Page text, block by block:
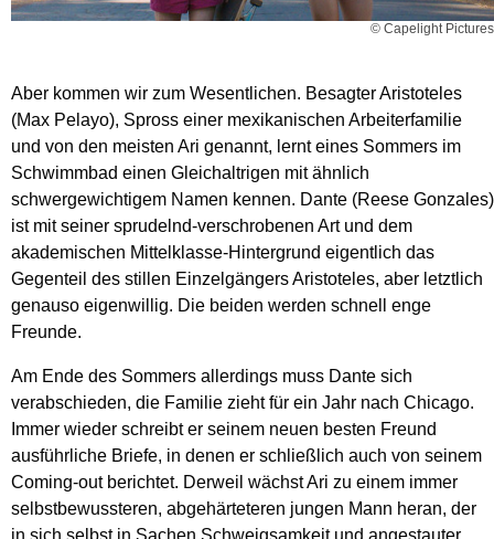
© Capelight Pictures
Aber kommen wir zum Wesentlichen. Besagter Aristoteles
(Max Pelayo), Spross einer mexikanischen Arbeiterfamilie
und von den meisten Ari genannt, lernt eines Sommers im
Schwimmbad einen Gleichaltrigen mit ähnlich
schwergewichtigem Namen kennen. Dante (Reese Gonzales)
ist mit seiner sprudelnd-verschrobenen Art und dem
akademischen Mittelklasse-Hintergrund eigentlich das
Gegenteil des stillen Einzelgängers Aristoteles, aber letztlich
genauso eigenwillig. Die beiden werden schnell enge
Freunde.
Am Ende des Sommers allerdings muss Dante sich
verabschieden, die Familie zieht für ein Jahr nach Chicago.
Immer wieder schreibt er seinem neuen besten Freund
ausführliche Briefe, in denen er schließlich auch von seinem
Coming-out berichtet. Derweil wächst Ari zu einem immer
selbstbewussteren, abgehärteteren jungen Mann heran, der
in sich selbst in Sachen Schweigsamkeit und angestauter